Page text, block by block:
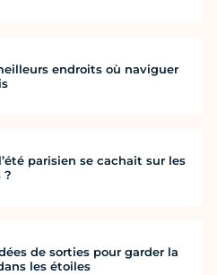
endroits où naviguer
parisien se cachait sur les
?
de sorties pour garder la
les étoiles